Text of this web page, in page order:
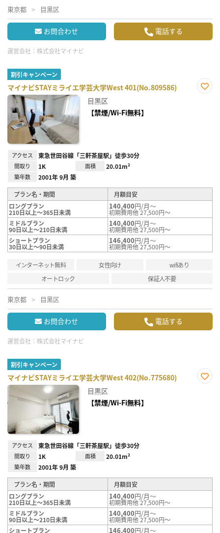
東京都 目黒区
お問合わせ 電話する
運営会社： 株式会社マイナビ
割引キャンペーン
マイナビSTAYミライエ学芸大学West 401(No.809586)
目黒区
【禁煙/Wi-Fi無料】
アクセス 東急世田谷線「三軒茶屋駅」徒歩30分
間取り 1K 面積 20.01m²
築年数 2001年 9月 築
プラン名・期間
月額目安
ロングプラン
210日以上～365日未満
140,400円/月～
初期費用他 27,500円～
ミドルプラン
90日以上～210日未満
140,400円/月～
初期費用他 27,500円～
ショートプラン
30日以上～90日未満
146,400円/月～
初期費用他 27,500円～
インターネット無料 女性向け
wifiあり
オートロック
保証人不要
東京都 目黒区
お問合わせ 電話する
運営会社： 株式会社マイナビ
割引キャンペーン
マイナビSTAYミライエ学芸大学West 402(No.775680)
目黒区
【禁煙/Wi-Fi無料】
アクセス 東急世田谷線「三軒茶屋駅」徒歩30分
間取り 1K 面積 20.01m²
築年数 2001年 9月 築
プラン名・期間
月額目安
ロングプラン
210日以上～365日未満
140,400円/月～
初期費用他 27,500円～
ミドルプラン
90日以上～210日未満
140,400円/月～
初期費用他 27,500円～
ショートプラン
146,400円/月～